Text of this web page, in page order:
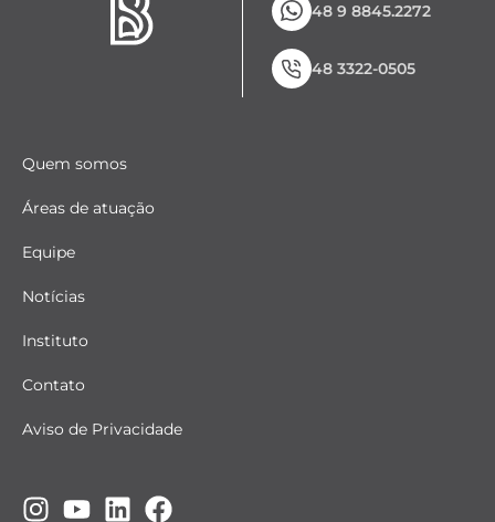
48 9 8845.2272
48 3322-0505
Quem somos
Áreas de atuação
Equipe
Notícias
Instituto
Contato
Aviso de Privacidade